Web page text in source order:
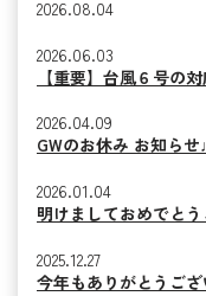
2026.08.04
【重要】台風６号の
2026.06.03
GWのお休み お知らせ♩
2026.04.09
明けましておめでと
2026.01.04
今年もありがとうご
2025.12.27